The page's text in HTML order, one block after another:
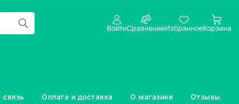
ВойтиСравнениеИзбранноеКорзина
связь Оплата и доставка О магазине Отзывы